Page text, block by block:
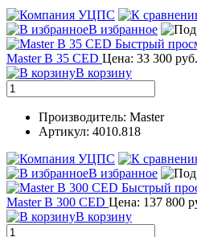
В избранное
Быстрый
Master B 35 CED Цена: 33 300 руб.
В корзину
Производитель: Master
Артикул: 4010.818
В избранное
Быстрый
Master B 300 CED Цена: 137 800
В корзину